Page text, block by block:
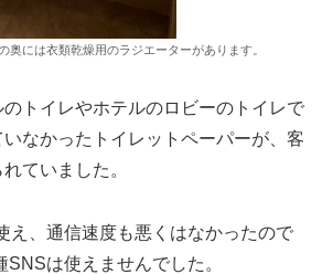
奥には衣類乾燥用のラジエーターがあります。
トイレやホテルのロビーのトイレで
なかったトイレットペーパーが、客
ていました。
え、通信速度も悪くはなかったので
は使えませんでした。